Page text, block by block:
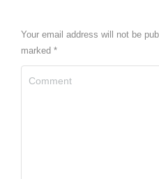
Your email address will not be
marked *